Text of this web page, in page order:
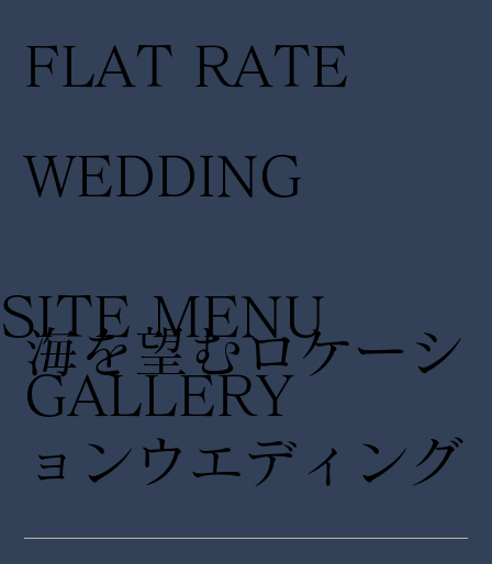
FLAT RATE
WEDDING
海を望むロケーシ
ョンウエディング
GALLERY
SITE MENU